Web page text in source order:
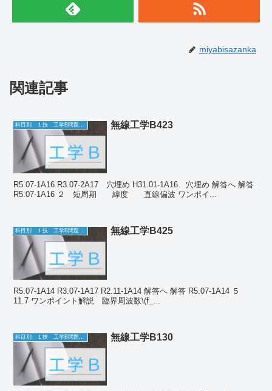
miyabisazanka
関連記事
無線工学B423
R5.07-1A16 R3.07-2A17 穴埋め H31.01-1A16 穴埋め 解答へ 解答
R5.07-1A16 ２ 短周期 緯度 直線偏波 ワンポイ...
科目別 １技 工学B問題一覧 無線工学B425
R5.07-1A14 R3.07-1A17 R2.11-1A14 解答へ 解答 R5.07-1A14 ５
11.7 ワンポイント解説 臨界周波数\(f_...
無線工学B130